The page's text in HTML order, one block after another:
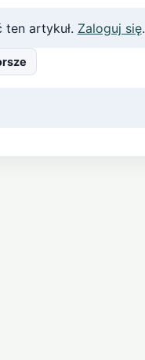
artykuł. Zaloguj się.